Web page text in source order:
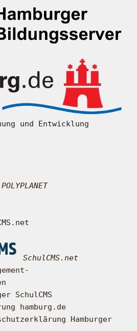
und Entwicklung
POLYPLANET
SchulCMS.net
SchulCMS
hamburg.de
Hamburger